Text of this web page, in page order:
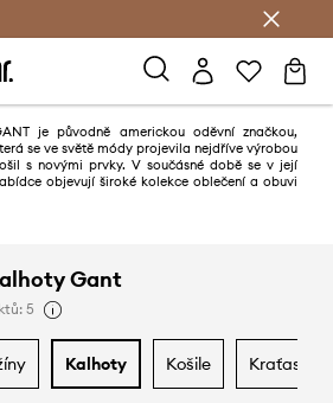
je původně americkou oděvní značkou,
se ve světě módy projevila nejdříve výrobou
s novými prvky. V součásné době se v její
objevují široké kolekce oblečení a obuvi
Gant
5
kalhoty košile kraťasy